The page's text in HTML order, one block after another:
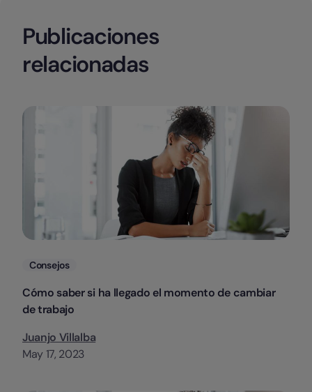
Publicaciones
relacionadas
Categorias
Consejos
Cómo saber si ha llegado el momento de cambiar
de trabajo
Juanjo Villalba
May 17, 2023